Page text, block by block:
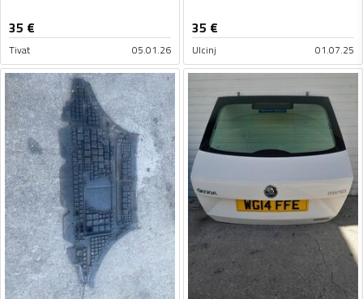
35 €
Tivat 05.01.26
35 €
Ulcinj 01.07.25